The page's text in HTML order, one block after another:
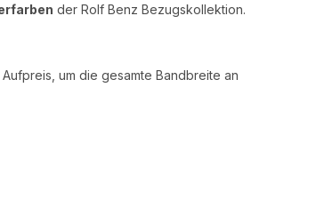
der Rolf Benz Bezugskollektion.
um die gesamte Bandbreite an